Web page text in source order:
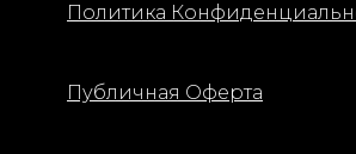
Политика
Публичная Оферта